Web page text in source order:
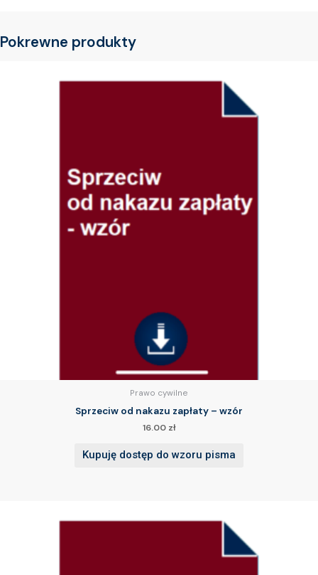
Pokrewne produkty
Prawo cywilne
Sprzeciw od nakazu zapłaty – wzór
16.00 zł
Kupuję dostęp do wzoru pisma